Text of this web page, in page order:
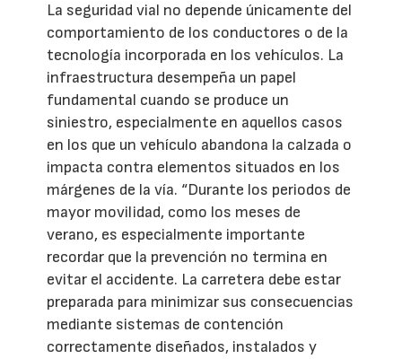
La seguridad vial no depende únicamente del
comportamiento de los conductores o de la
tecnología incorporada en los vehículos. La
infraestructura desempeña un papel
fundamental cuando se produce un
siniestro, especialmente en aquellos casos
en los que un vehículo abandona la calzada o
impacta contra elementos situados en los
márgenes de la vía. “Durante los periodos de
mayor movilidad, como los meses de
verano, es especialmente importante
recordar que la prevención no termina en
evitar el accidente. La carretera debe estar
preparada para minimizar sus consecuencias
mediante sistemas de contención
correctamente diseñados, instalados y